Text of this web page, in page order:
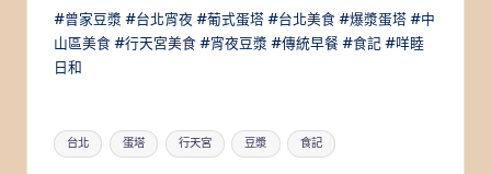
#曾家豆漿 #台北宵夜 #葡式蛋塔 #台北美食 #爆漿蛋塔 #中
山區美食 #行天宮美食 #宵夜豆漿 #傳統早餐 #食記 #咩睦
日和
Tags:
台北 蛋塔 行天宮 豆漿 食記